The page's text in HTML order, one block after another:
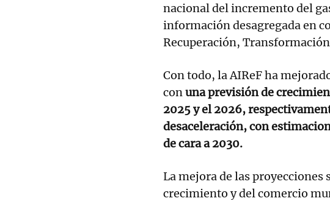
nacional del incremento del
información desagregada en
Recuperación,
Con todo, la AIReF ha
conuna previsión de
2025 y el 2026,
desaceleración, con
de cara a 2030.
La mejora de las
crecimiento y del comercio